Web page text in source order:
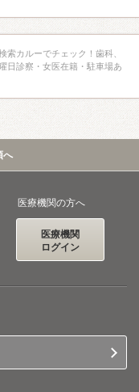
索カルーでチェック！歯科、
日診察・女医在籍・駐車場あ
へ
医療機関の方へ
医療機関
ログイン